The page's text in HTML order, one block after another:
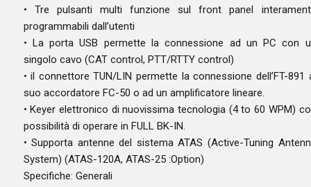
• Tre pulsanti multi funzione sul front panel
programmabili dall’utenti
• La porta USB permette la connessione ad un PC con
singolo cavo (CAT control, PTT/RTTY control)
• il connettore TUN/LIN permette la connessione dell’FT-891
suo accordatore FC-50 o ad un amplificatore lineare.
• Keyer elettronico di nuovissima tecnologia (4 to 60 WPM)
possibilità di operare in FULL BK-IN.
• Supporta antenne del sistema ATAS (Active-Tuning
System) (ATAS-120A, ATAS-25 :Option)
Specifiche: Generali